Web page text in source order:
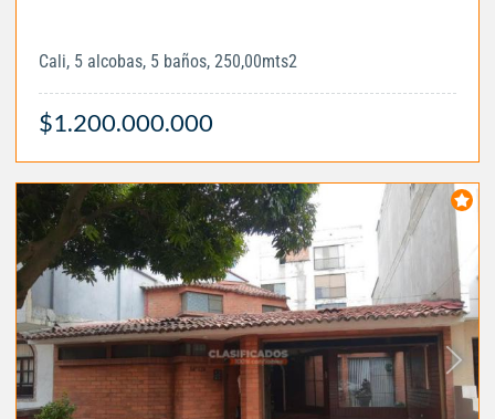
Cali, 5 alcobas, 5 baños, 250,00mts2
$1.200.000.000